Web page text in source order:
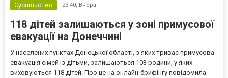
Суспільство 23:40, Вчора
118 дітей залишаються у зоні примусової
евакуації на Донеччині
У населених пунктах Донецької області, з яких триває примусова
евакуація сімей із дітьми, залишаються 103 родини, у яких
виховуються 118 дітей. Про це на онлайн-брифінгу повідомила